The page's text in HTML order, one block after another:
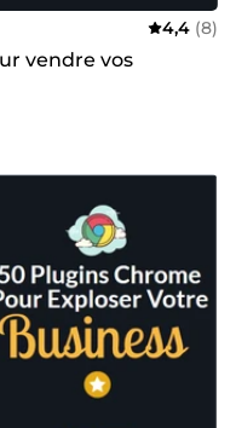
4,4 (8)
vendre vos